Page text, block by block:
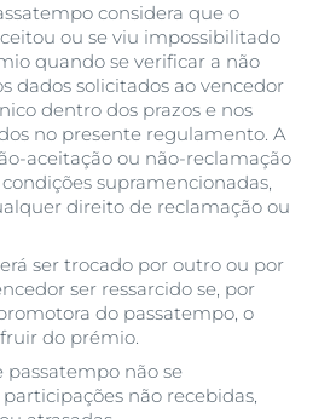
considera que o
ou se viu impossibilitado
quando se verificar a não
dados solicitados ao vencedor
dentro dos prazos e nos
no presente regulamento. A
aceitação ou não-reclamação
supramencionadas,
direito de reclamação ou
ser trocado por outro ou por
ser ressarcido se, por
do passatempo, o
do prémio.
não se
não recebidas,